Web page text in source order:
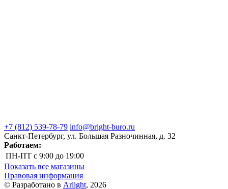
+7 (812) 539-78-79 info@bright-buro.ru
Санкт-Петербург, ул. Большая Разночинная, д. 32
Работаем:
ПН-ПТ с 9:00 до 19:00
Показать все магазины
Правовая информация
© Разработано в Arlight, 2026